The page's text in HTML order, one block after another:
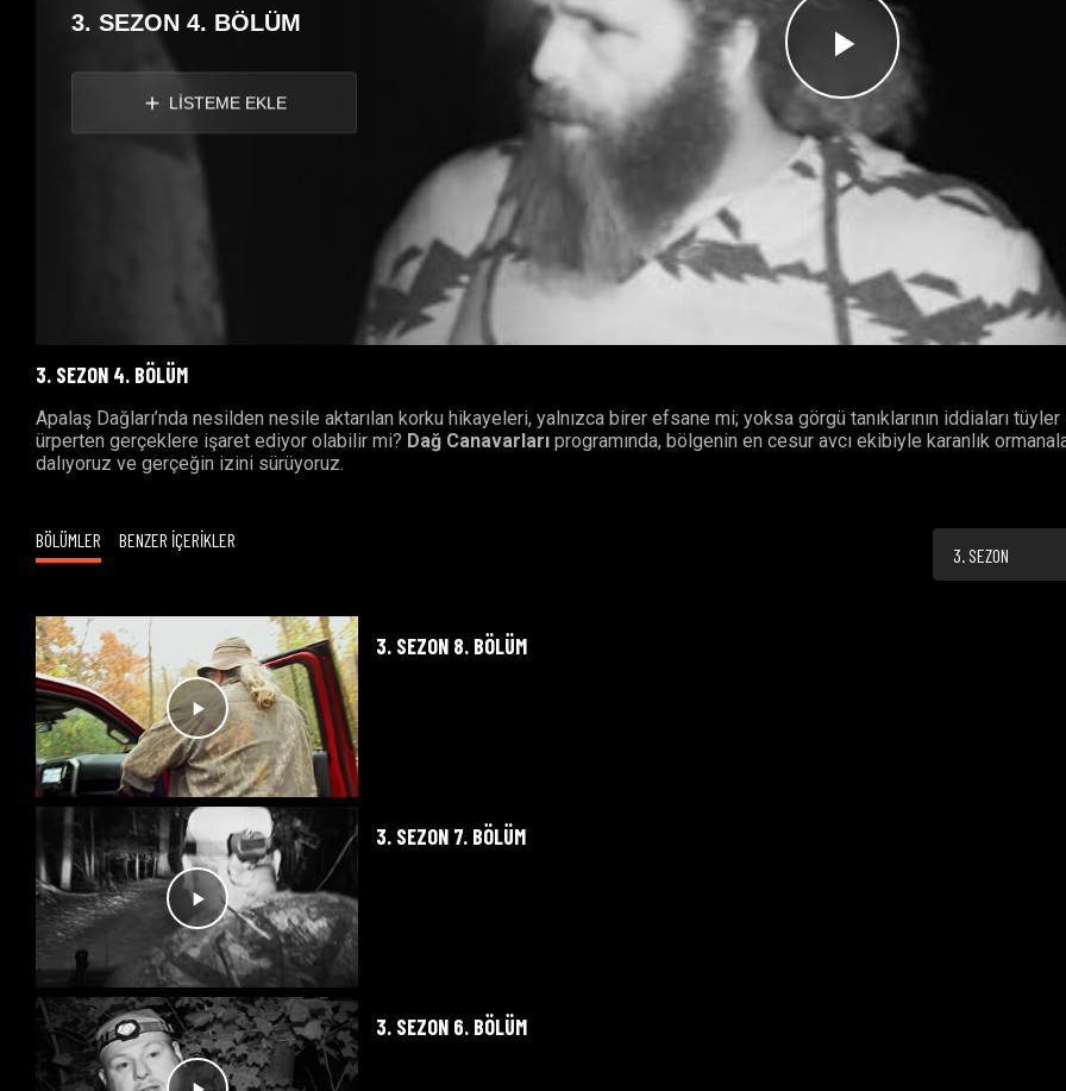
Videoyu
Oynat
3. SEZON 4. BÖLÜM
LİSTEME EKLE
3. SEZON 4. BÖLÜM
Apalaş Dağları’nda nesilden nesile aktarılan korku hikayeleri, yalnızca birer efsane mi; yoksa görgü tanıklarının iddiaları tüyler
ürperten gerçeklere işaret ediyor olabilir mi? Dağ Canavarları programında, bölgenin en cesur avcı ekibiyle karanlık
dalıyoruz ve gerçeğin izini sürüyoruz.
BÖLÜMLER BENZER İÇERİKLER
3. SEZON
3. SEZON 8. BÖLÜM
3. SEZON 7. BÖLÜM
3. SEZON 6. BÖLÜM